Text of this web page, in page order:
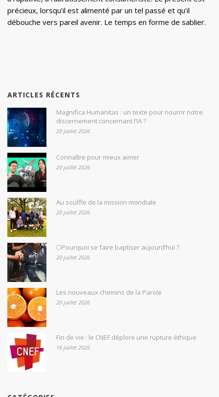
précieux, lorsqu’il est alimenté par un tel passé et qu’il
débouche vers pareil avenir. Le temps en forme de sablier.
ARTICLES RÉCENTS
Magnifica Humanitas : un texte pour nourrir notre
discernement concernant l’IA ?
20 juillet 2026
Connaître pour mieux aimer
20 juillet 2026
Au souffle de la mission mondiale
20 juillet 2026
🌕Pourquoi se faire baptiser aujourd’hui ?
20 juillet 2026
Les nouveaux chemins de la Parole
20 juillet 2026
Fin de vie : le CNEF déplore une rupture éthique
16 juillet 2026